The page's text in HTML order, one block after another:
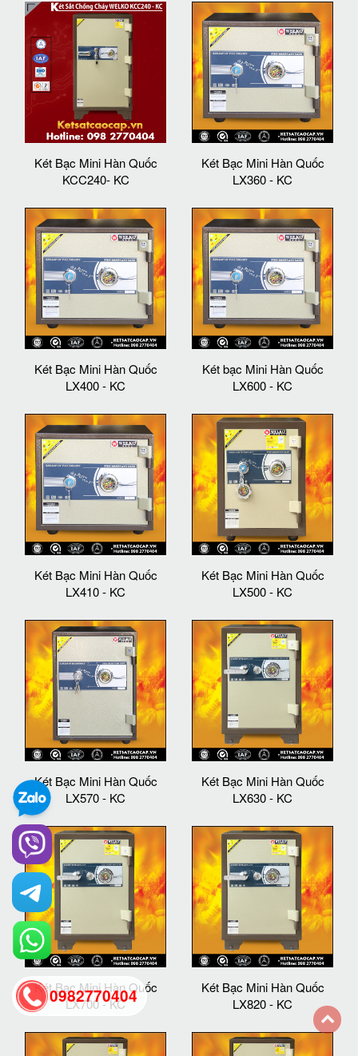
Két Bạc Mini Hàn Quốc
KCC240- KC
Két Bạc Mini Hàn Quốc
LX360 - KC
Két Bạc Mini Hàn Quốc
LX400 - KC
Két bạc Mini Hàn Quốc
LX600 - KC
Két Bạc Mini Hàn Quốc
LX410 - KC
Két Bạc Mini Hàn Quốc
LX500 - KC
Két Bạc Mini Hàn Quốc
LX570 - KC
Két Bạc Mini Hàn Quốc
LX630 - KC
Két Bạc Mini Hàn Quốc
LX700 - KC
Két Bạc Mini Hàn Quốc
LX820 - KC
0982770404